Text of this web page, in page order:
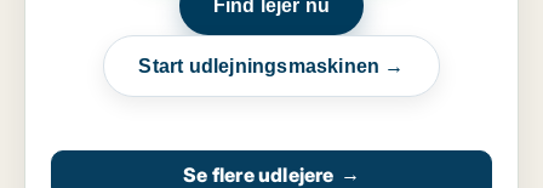
Find lejer nu
Start udlejningsmaskinen →
Se flere udlejere →